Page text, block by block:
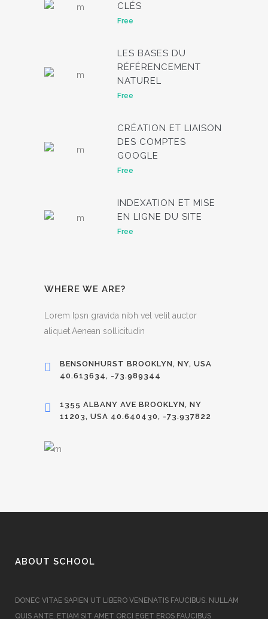
CLÉS
Free
LES BASES DU
RÉFÉRENCEMENT
NATUREL
Free
CRÉATION ET LIAISON
DES COMPTES
GOOGLE
Free
INDEXATION ET MISE
EN LIGNE DU SITE
Free
WHERE WE ARE?
Lorem Ipsn gravida nibh vel velit auctor
aliquet.Aenean sollicitudin
BENSONHURST BROOKLYN, NY, USA
40.613634, -73.989344
1355 ALBANY AVE BROOKLYN, NY
11203, USA 40.640430, -73.937822
ABOUT SCHOOL
DONEC VITAE SAPIEN UT LIBERO VENENATIS FAUCIBUS. NULLAM
QUIS ANTE. ETIAM SIT AMET ORCI EGET EROS FAUCIBUS